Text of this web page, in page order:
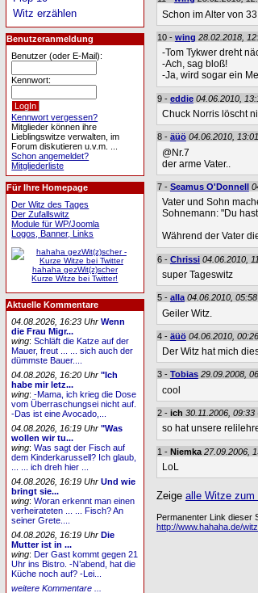
Schon im Alter von
10 - wing 28.02.2018,
-Tom Tykwer dreht
-Ach, sag bloß!
-Ja, wird sogar ein
9 - eddie 04.06.2010,
Chuck Norris löscht
8 - äüö 04.06.2010,
@Nr.7
der arme Vater..
7 - Seamus O'Donnell
Vater und Sohn
Sohnemann: "Du
Während der Vater
6 - Chrissi 04.06.2010,
super Tageswitz
5 - alla 04.06.2010,
Geiler Witz.
4 - äüö 04.06.2010,
Der Witz hat mich
3 - Tobias 29.09.2008,
cool
2 - ich 30.11.2006, 09:33
so hat unsere
1 - Niemka 27.09.2006,
LoL
Zeige alle Witze
Permanenter Link dieser
http://www.hahaha.de/
Witz erzählen
Benutzeranmeldung
Benutzer (oder E-Mail):
Kennwort:
Kennwort vergessen?
Mitglieder können ihre
Lieblingswitze verwalten, im
Forum diskutieren u.v.m. ...
Schon angemeldet?
Mitgliederliste
Für Ihre Homepage
Der Witz des Tages
Der Zufallswitz
Module für WP/Joomla
Logos, Banner, Links
hahaha gezWit(z)scher
Kurze Witze bei Twitter!
Aktuelle Kommentare
04.08.2026, 16:23 Uhr Wenn
die Frau Migr...
wing:Schläft die Katze auf der
Mauer, freut ... ... sich auch der
dümmste Bauer....
04.08.2026, 16:20 Uhr "Ich
habe mir letz...
wing:-Mama, ich krieg die Dose
vom Überraschungsei nicht auf.
-Das ist eine Avocado,...
04.08.2026, 16:19 Uhr "Was
wollen wir tu...
wing:Was sagt der Fisch auf
dem Kinderkarussell? Ich glaub,
... ... ich dreh hier ...
04.08.2026, 16:19 Uhr Und wie
bringt sie...
wing:Woran erkennt man einen
verheirateten ... ... Fisch? An
seiner Grete....
04.08.2026, 16:19 Uhr Die
Mutter ist in ...
wing:Der Gast kommt gegen 21
Uhr ins Bistro. -N’abend, hat die
Küche noch auf? -Lei...
weitere Kommentare ...